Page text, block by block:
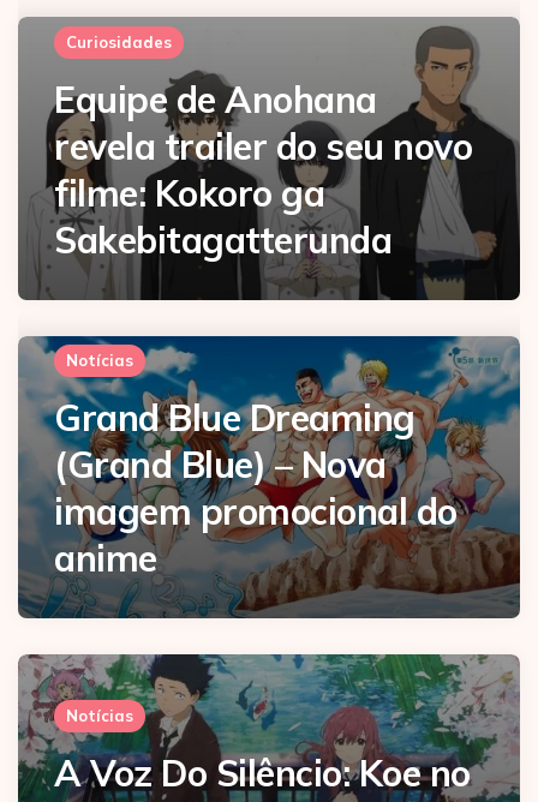
Curiosidades
Equipe de Anohana
revela trailer do seu novo
filme: Kokoro ga
Sakebitagatterunda
Notícias
Grand Blue Dreaming
(Grand Blue) – Nova
imagem promocional do
anime
Notícias
A Voz Do Silêncio: Koe no